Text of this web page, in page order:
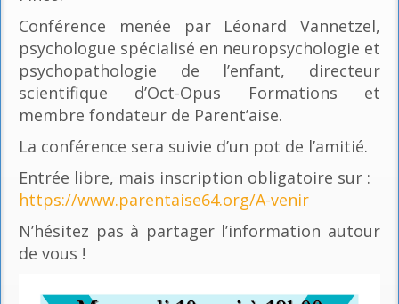
Conférence menée par Léonard Vannetzel,
psychologue spécialisé en neuropsychologie et
psychopathologie de l’enfant, directeur
scientifique d’Oct-Opus Formations et
membre fondateur de Parent’aise.
La conférence sera suivie d’un pot de l’amitié.
Entrée libre, mais inscription obligatoire sur :
https://www.parentaise64.org/A-venir
N’hésitez pas à partager l’information autour
de vous !